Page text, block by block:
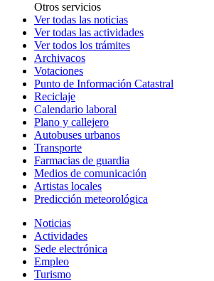
Otros servicios
Ver todas las noticias
Ver todas las actividades
Ver todos los trámites
Archivacos
Votaciones
Punto de Información Catastral
Reciclaje
Calendario laboral
Plano y callejero
Autobuses urbanos
Transporte
Farmacias de guardia
Medios de comunicación
Artistas locales
Predicción meteorológica
Noticias
Actividades
Sede electrónica
Empleo
Turismo